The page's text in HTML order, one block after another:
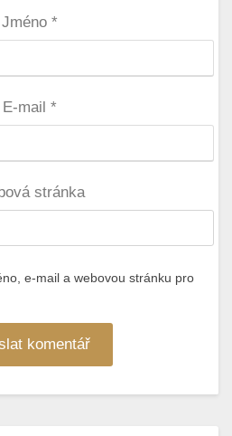
Jméno *
E-mail *
stránka
e-mail a webovou stránku pro